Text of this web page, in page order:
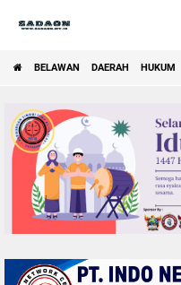
BELAWAN DAERAH HUKUM